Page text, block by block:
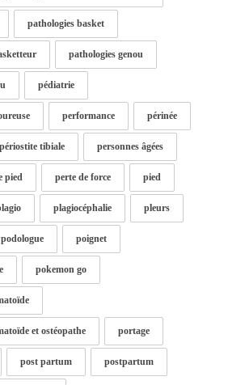
pathologies basket
pathologies genou
pédiatrie
performance périnée
périostite tibiale personnes âgées
pied perte de force pied
plagiocéphalie pleurs
podologue poignet
pokemon go
et ostéopathe portage
post partum postpartum